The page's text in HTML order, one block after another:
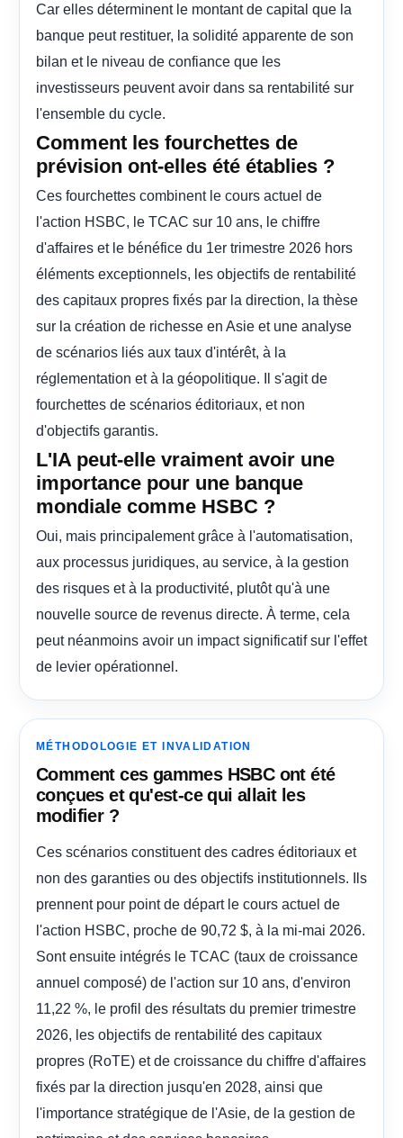
Car elles déterminent le montant de capital que la
banque peut restituer, la solidité apparente de son
bilan et le niveau de confiance que les
investisseurs peuvent avoir dans sa rentabilité sur
l'ensemble du cycle.
Comment les fourchettes de
prévision ont-elles été établies ?
Ces fourchettes combinent le cours actuel de
l'action HSBC, le TCAC sur 10 ans, le chiffre
d'affaires et le bénéfice du 1er trimestre 2026 hors
éléments exceptionnels, les objectifs de rentabilité
des capitaux propres fixés par la direction, la thèse
sur la création de richesse en Asie et une analyse
de scénarios liés aux taux d'intérêt, à la
réglementation et à la géopolitique. Il s'agit de
fourchettes de scénarios éditoriaux, et non
d'objectifs garantis.
L'IA peut-elle vraiment avoir une
importance pour une banque
mondiale comme HSBC ?
Oui, mais principalement grâce à l'automatisation,
aux processus juridiques, au service, à la gestion
des risques et à la productivité, plutôt qu'à une
nouvelle source de revenus directe. À terme, cela
peut néanmoins avoir un impact significatif sur l'effet
de levier opérationnel.
MÉTHODOLOGIE ET INVALIDATION
Comment ces gammes HSBC ont été
conçues et qu'est-ce qui allait les
modifier ?
Ces scénarios constituent des cadres éditoriaux et
non des garanties ou des objectifs institutionnels. Ils
prennent pour point de départ le cours actuel de
l'action HSBC, proche de 90,72 $, à la mi-mai 2026.
Sont ensuite intégrés le TCAC (taux de croissance
annuel composé) de l'action sur 10 ans, d'environ
11,22 %, le profil des résultats du premier trimestre
2026, les objectifs de rentabilité des capitaux
propres (RoTE) et de croissance du chiffre d'affaires
fixés par la direction jusqu'en 2028, ainsi que
l'importance stratégique de l'Asie, de la gestion de